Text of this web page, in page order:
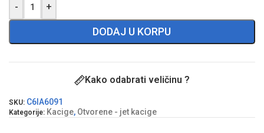
- +
DODAJ U KORPU
Kako odabrati veličinu ?
SKU: C6IA6091
Kategorije: Kacige, Otvorene - jet kacige